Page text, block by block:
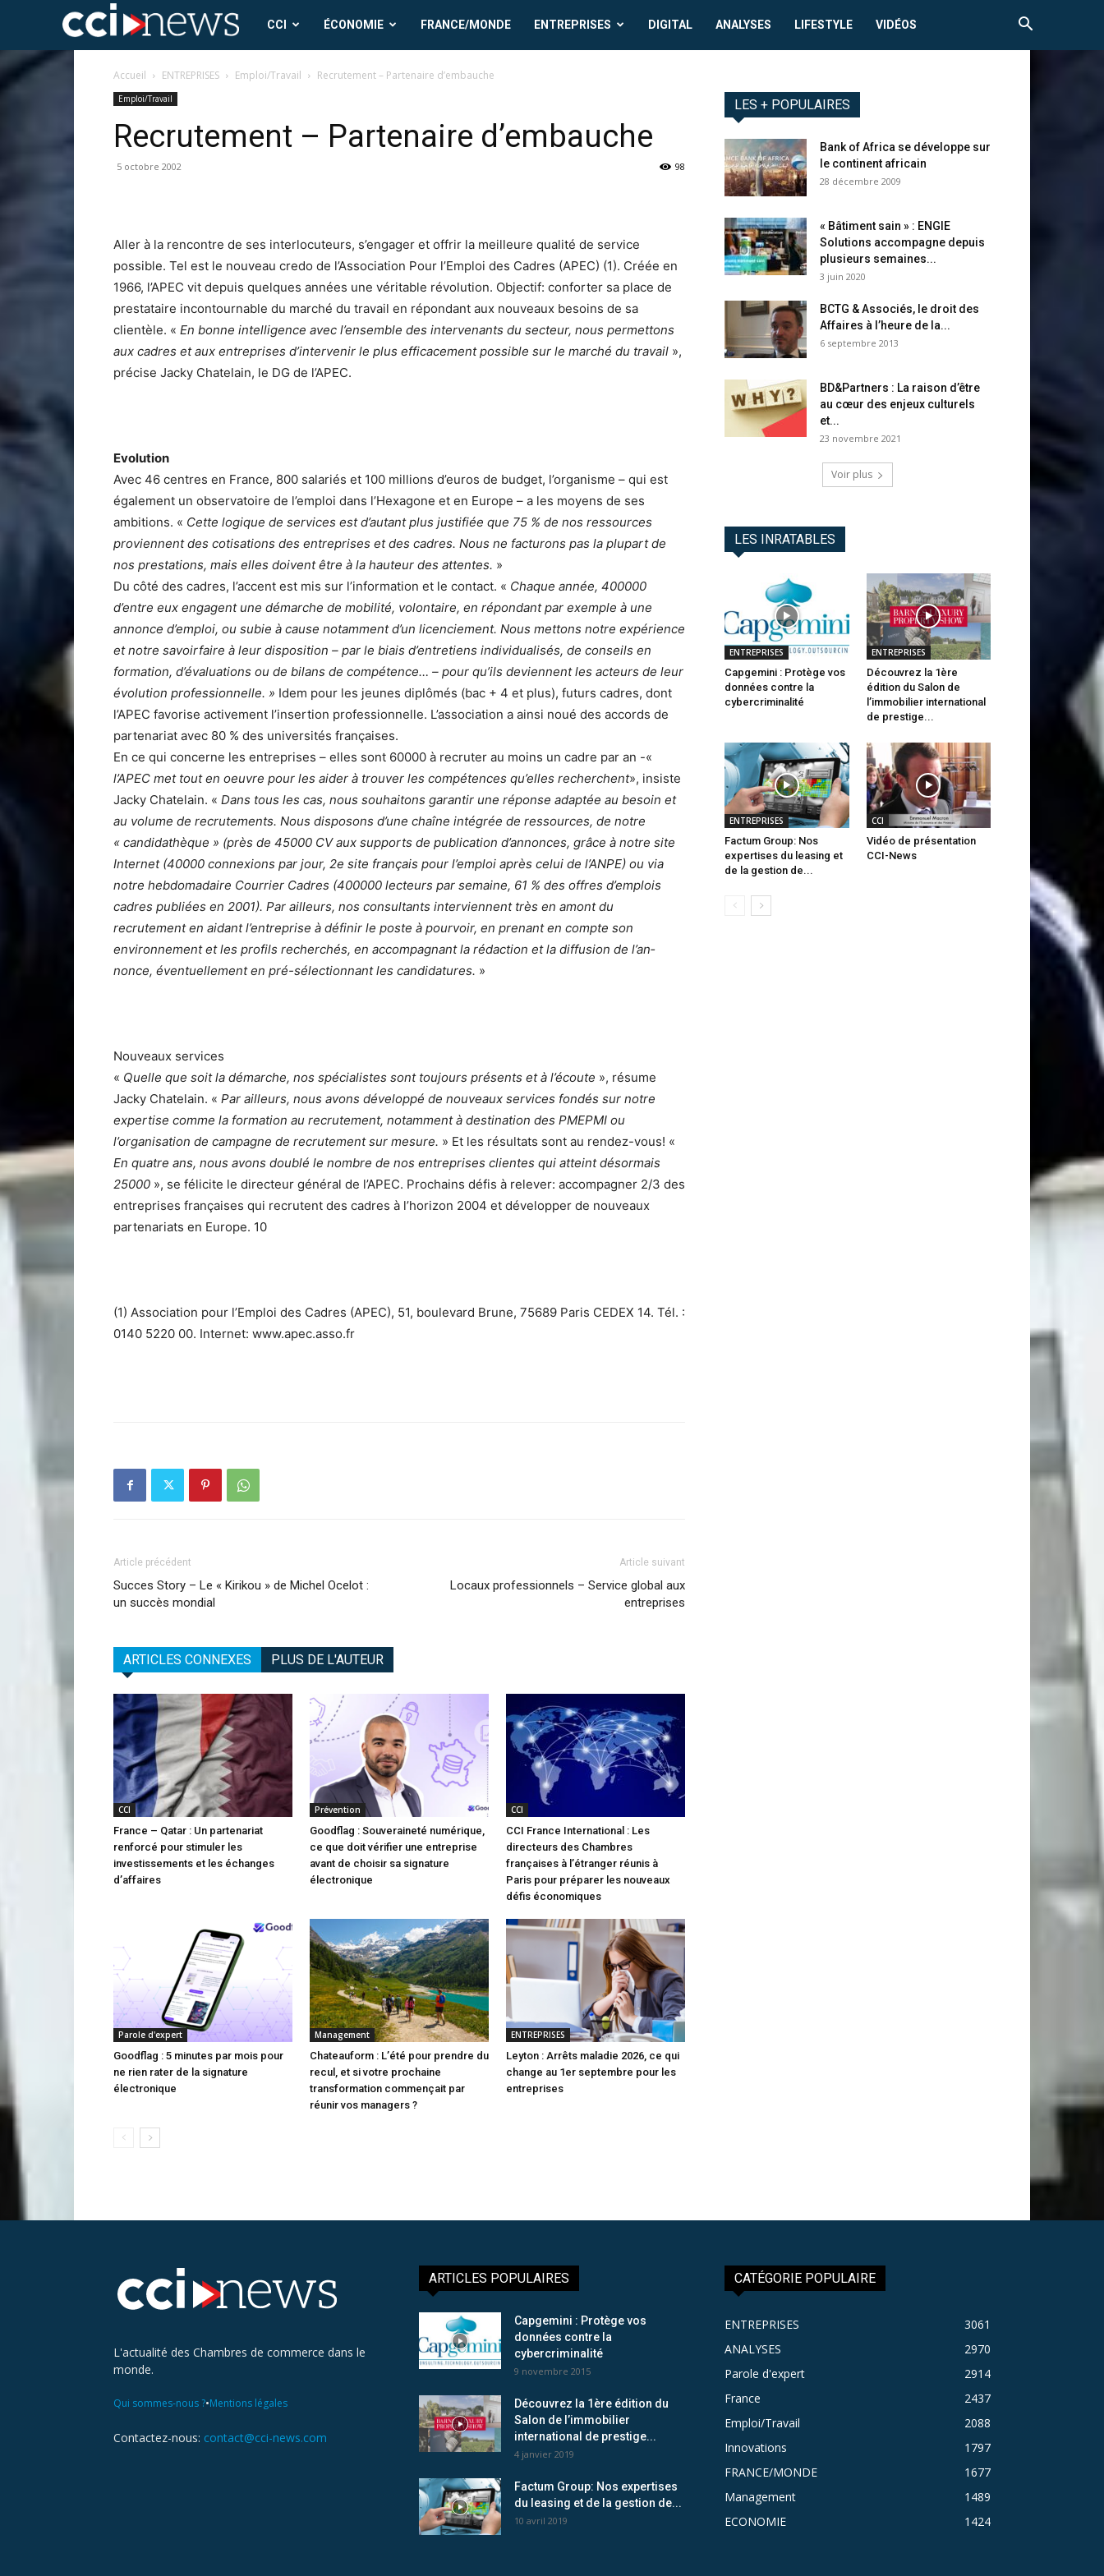
CCI
News
CCI ÉCONOMIE FRANCE/MONDE ENTREPRISES DIGITAL ANALYSES LIFESTYLE VIDÉOS
Accueil ENTREPRISES Emploi/Travail Recrutement – Partenaire d’embauche
Emploi/Travail
Recrutement – Partenaire d’embauche
5 octobre 2002 98
Aller à la rencontre de ses inter­locuteurs, s’engager et offrir la meilleure qualité de service
possible. Tel est le nouveau credo de l’Association Pour l’Emploi des Cadres (APEC) (1). Créée en
1966, l’APEC vit depuis quelques années une véritable révolution. Objectif: conforter sa place de
prestataire incontournable du marché du travail en répondant aux nouveaux besoins de sa
clientèle. « En bonne intelli­gence avec l’ensemble des interve­nants du secteur, nous permettons
aux cadres et aux entreprises d’in­tervenir le plus efficacement possi­ble sur le marché du travail »,
précise Jacky Chatelain, le DG de l’APEC.
Evolution
Avec 46 centres en France, 800 sala­riés et 100 millions d’euros de bud­get, l’organisme – qui est
également un observatoire de l’emploi dans l’Hexagone et en Europe – a les moyens de ses
ambitions. « Cette logique de services est d’autant plus justifiée que 75 % de nos ressour­ces
proviennent des cotisations des entreprises et des cadres. Nous ne facturons pas la plupart de
nos pres­tations, mais elles doivent être à la hauteur des attentes. »
Du côté des cadres, l’accent est mis sur l’information et le contact. « Chaque année, 400000
d’entre eux engagent une démarche de mobilité, volontaire, en répondant par exemple à une
annonce d’em­ploi, ou subie à cause notamment d’un licenciement. Nous mettons notre expérience
et notre savoir­faire à leur disposition – par le biais d’entretiens individualisés, de conseils en
formation, d’évalua­tions ou de bilans de compé­tence… – pour qu’ils deviennent les acteurs de leur
évolution professionnelle. » Idem pour les jeu­nes diplômés (bac + 4 et plus), futurs cadres, dont
l’APEC favorise activement l’insertion profession­nelle. L’association a ainsi noué des accords de
partenariat avec 80 % des universités françaises.
En ce qui concerne les entrepri­ses – elles sont 60000 à recruter au moins un cadre par an -«
l’APEC met tout en oeuvre pour les aider à trou­ver les compétences qu’elles recher­chent», insiste
Jacky Chatelain. « Dans tous les cas, nous souhai­tons garantir une réponse adaptée au besoin et
au volume de recrute­ments. Nous disposons d’une chaîne intégrée de ressources, de notre
« candidathèque » (près de 45000 CV aux supports de publication d’an­nonces, grâce à notre site
Internet (40000 connexions par jour, 2e site français pour l’emploi après celui de l’ANPE) ou via
notre hebdomadaire Courrier Cadres (400000 lecteurs par semaine, 61 % des offres d’em­plois
cadres publiées en 2001). Par ailleurs, nos consultants intervien­nent très en amont du
recrutement en aidant l’entreprise à définir le poste à pourvoir, en prenant en compte son
environnement et les profils recherchés, en accompagnant la rédaction et la diffusion de l’an­
nonce, éventuellement en pré-sélec­tionnant les candidatures. »
Nouveaux services
« Quelle que soit la démarche, nos spécialistes sont toujours présents et à l’écoute », résume
Jacky Cha­telain. « Par ailleurs, nous avons développé de nouveaux services fondés sur notre
expertise comme la formation au recrutement, notamment à destination des PME­PMI ou
l’organisation de campagne de recrutement sur mesure. » Et les résultats sont au rendez-vous! «
En quatre ans, nous avons doublé le nombre de nos entreprises clientes qui atteint désormais
25000 », se félicite le directeur général de l’APEC. Prochains défis à relever: accompagner 2/3 des
entreprises françaises qui recrutent des cadres à l’horizon 2004 et développer de nouveaux
partenariats en Europe. 10
(1) Association pour l’Emploi des Cadres (APEC), 51, boulevard Brune, 75689 Paris CEDEX 14. Tél. :
0140 5220 00. Internet: www.apec.asso.fr
Article précédent
Succes Story – Le « Kirikou » de Michel Ocelot :
un succès mondial
Article suivant
Locaux professionnels – Service global aux
entreprises
ARTICLES CONNEXES PLUS DE L'AUTEUR
CCI
France – Qatar : Un partenariat
renforcé pour stimuler les
investissements et les échanges
d’affaires
Prévention
Goodflag : Souveraineté numérique,
ce que doit vérifier une entreprise
avant de choisir sa signature
électronique
CCI
CCI France International : Les
directeurs des Chambres
françaises à l’étranger réunis à
Paris pour préparer les nouveaux
défis économiques
Parole d'expert
Goodflag : 5 minutes par mois pour
ne rien rater de la signature
électronique
Management
Chateauform : L’été pour prendre du
recul, et si votre prochaine
transformation commençait par
réunir vos managers ?
ENTREPRISES
Leyton : Arrêts maladie 2026, ce qui
change au 1er septembre pour les
entreprises
LES + POPULAIRES
Bank of Africa se développe sur
le continent africain
28 décembre 2009
« Bâtiment sain » : ENGIE
Solutions accompagne depuis
plusieurs semaines...
3 juin 2020
BCTG & Associés, le droit des
Affaires à l’heure de la...
6 septembre 2013
BD&Partners : La raison d’être
au cœur des enjeux culturels
et...
23 novembre 2021
Voir plus
LES INRATABLES
ENTREPRISES
Capgemini : Protège vos
données contre la
cybercriminalité
ENTREPRISES
Découvrez la 1ère
édition du Salon de
l’immobilier international
de prestige...
ENTREPRISES
Factum Group: Nos
expertises du leasing et
de la gestion de...
CCI
Vidéo de présentation
CCI-News
L'actualité des Chambres de commerce dans le
monde.
Qui sommes-nous ?•Mentions légales
Contactez-nous: contact@cci-news.com
ARTICLES POPULAIRES
Capgemini : Protège vos
données contre la
cybercriminalité
9 novembre 2015
Découvrez la 1ère édition du
Salon de l’immobilier
international de prestige...
4 janvier 2019
Factum Group: Nos expertises
du leasing et de la gestion de...
10 avril 2019
CATÉGORIE POPULAIRE
ENTREPRISES
3061
ANALYSES
2970
Parole d'expert
2914
France
2437
Emploi/Travail
2088
Innovations
1797
FRANCE/MONDE
1677
Management
1489
ECONOMIE
1424